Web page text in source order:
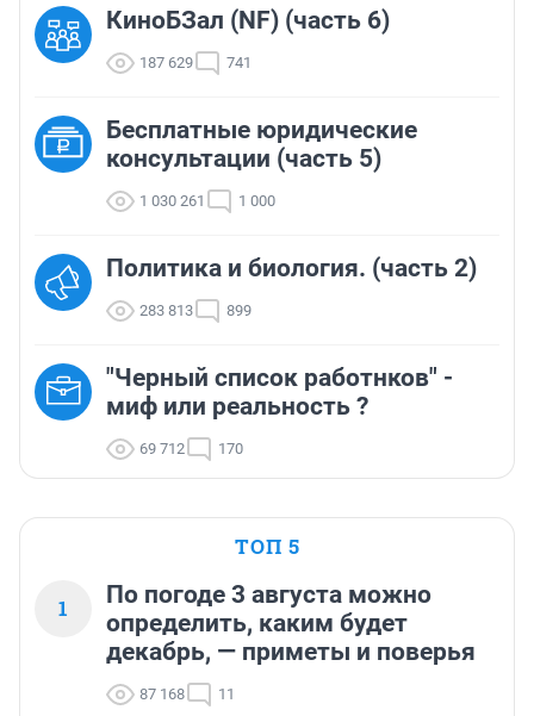
КиноБЗал (NF) (часть 6)
187 629 741
Бесплатные юридические
консультации (часть 5)
1 030 261 1 000
Политика и биология. (часть 2)
283 813 899
"Черный список работнков" -
миф или реальность ?
69 712 170
ТОП 5
1
По погоде 3 августа можно
определить, каким будет
декабрь, — приметы и поверья
87 168 11